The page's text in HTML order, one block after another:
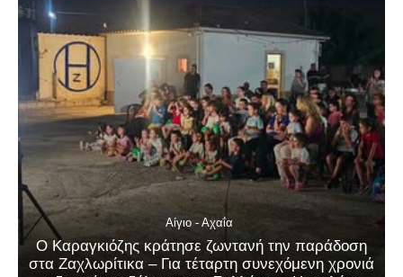
Αίγιο - Αχαΐα
Ο Καραγκιόζης κράτησε ζωντανή την παράδοση
στα Ζαχλωρίτικα – Για τέταρτη συνεχόμενη χρονιά